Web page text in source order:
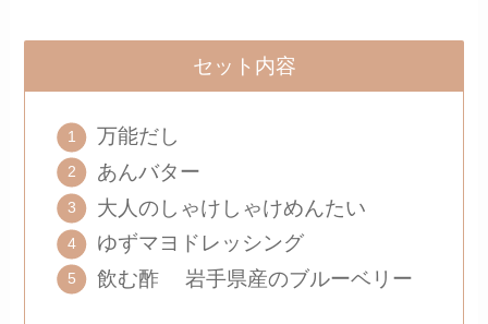
セット内容
万能だし
あんバター
大人のしゃけしゃけめんたい
ゆずマヨドレッシング
飲む酢 岩手県産のブルーベリー